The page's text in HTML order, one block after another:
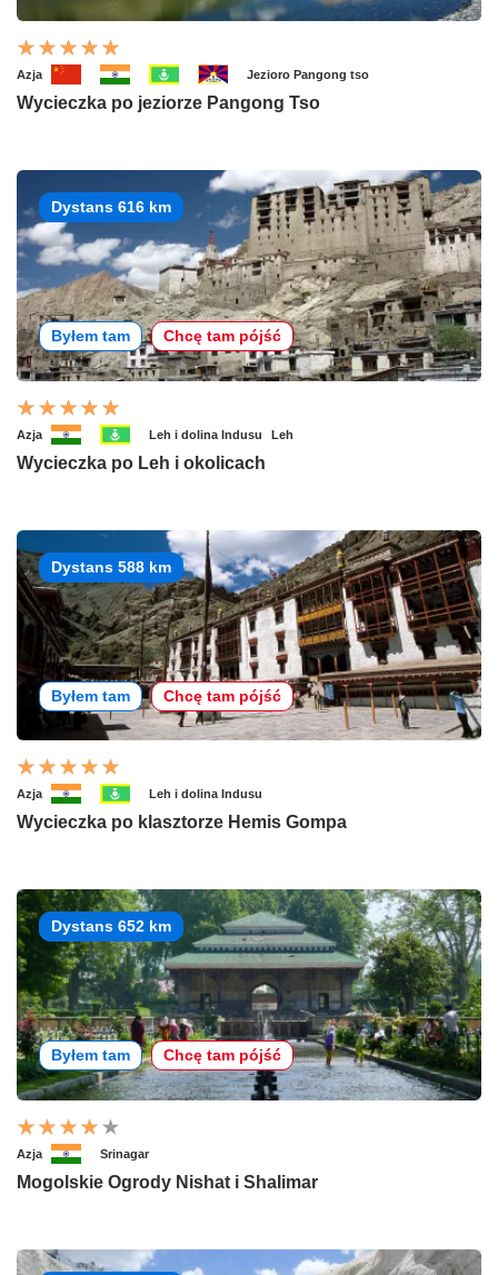
Azja Jezioro Pangong tso
Wycieczka po jeziorze Pangong Tso
Dystans 616 km
Byłem tam Chcę tam pójść
Azja Leh i dolina Indusu Leh
Wycieczka po Leh i okolicach
Dystans 588 km
Byłem tam Chcę tam pójść
Azja Leh i dolina Indusu
Wycieczka po klasztorze Hemis Gompa
Dystans 652 km
Byłem tam Chcę tam pójść
Azja Srinagar
Mogolskie Ogrody Nishat i Shalimar